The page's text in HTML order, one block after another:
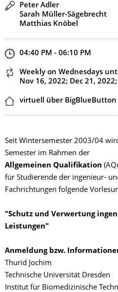
Speaker(s)
Peter Adler
Sarah Müller-Sägebrecht
Matthias Knöbel
Start and end time
04:40 PM - 06:10 PM
This event is recurring
Weekly on Wednesdays
Nov 16, 2022; Dec 21,
Location
virtuell über BigBlueButton
Seit Wintersemester 2003/04
Semester im Rahmen der
Allgemeinen Qualifikation
für Studierende der ingenieur-
Fachrichtungen folgende
"Schutz und Verwertung
Leistungen"
Anmeldung bzw.
Thurid Jochim
Technische Universität Dresden
Institut für Biomedizinische